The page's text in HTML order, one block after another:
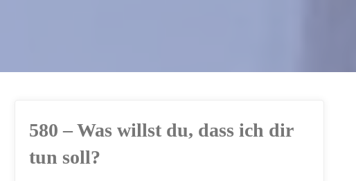
580 – Was willst du, dass ich dir
tun soll?